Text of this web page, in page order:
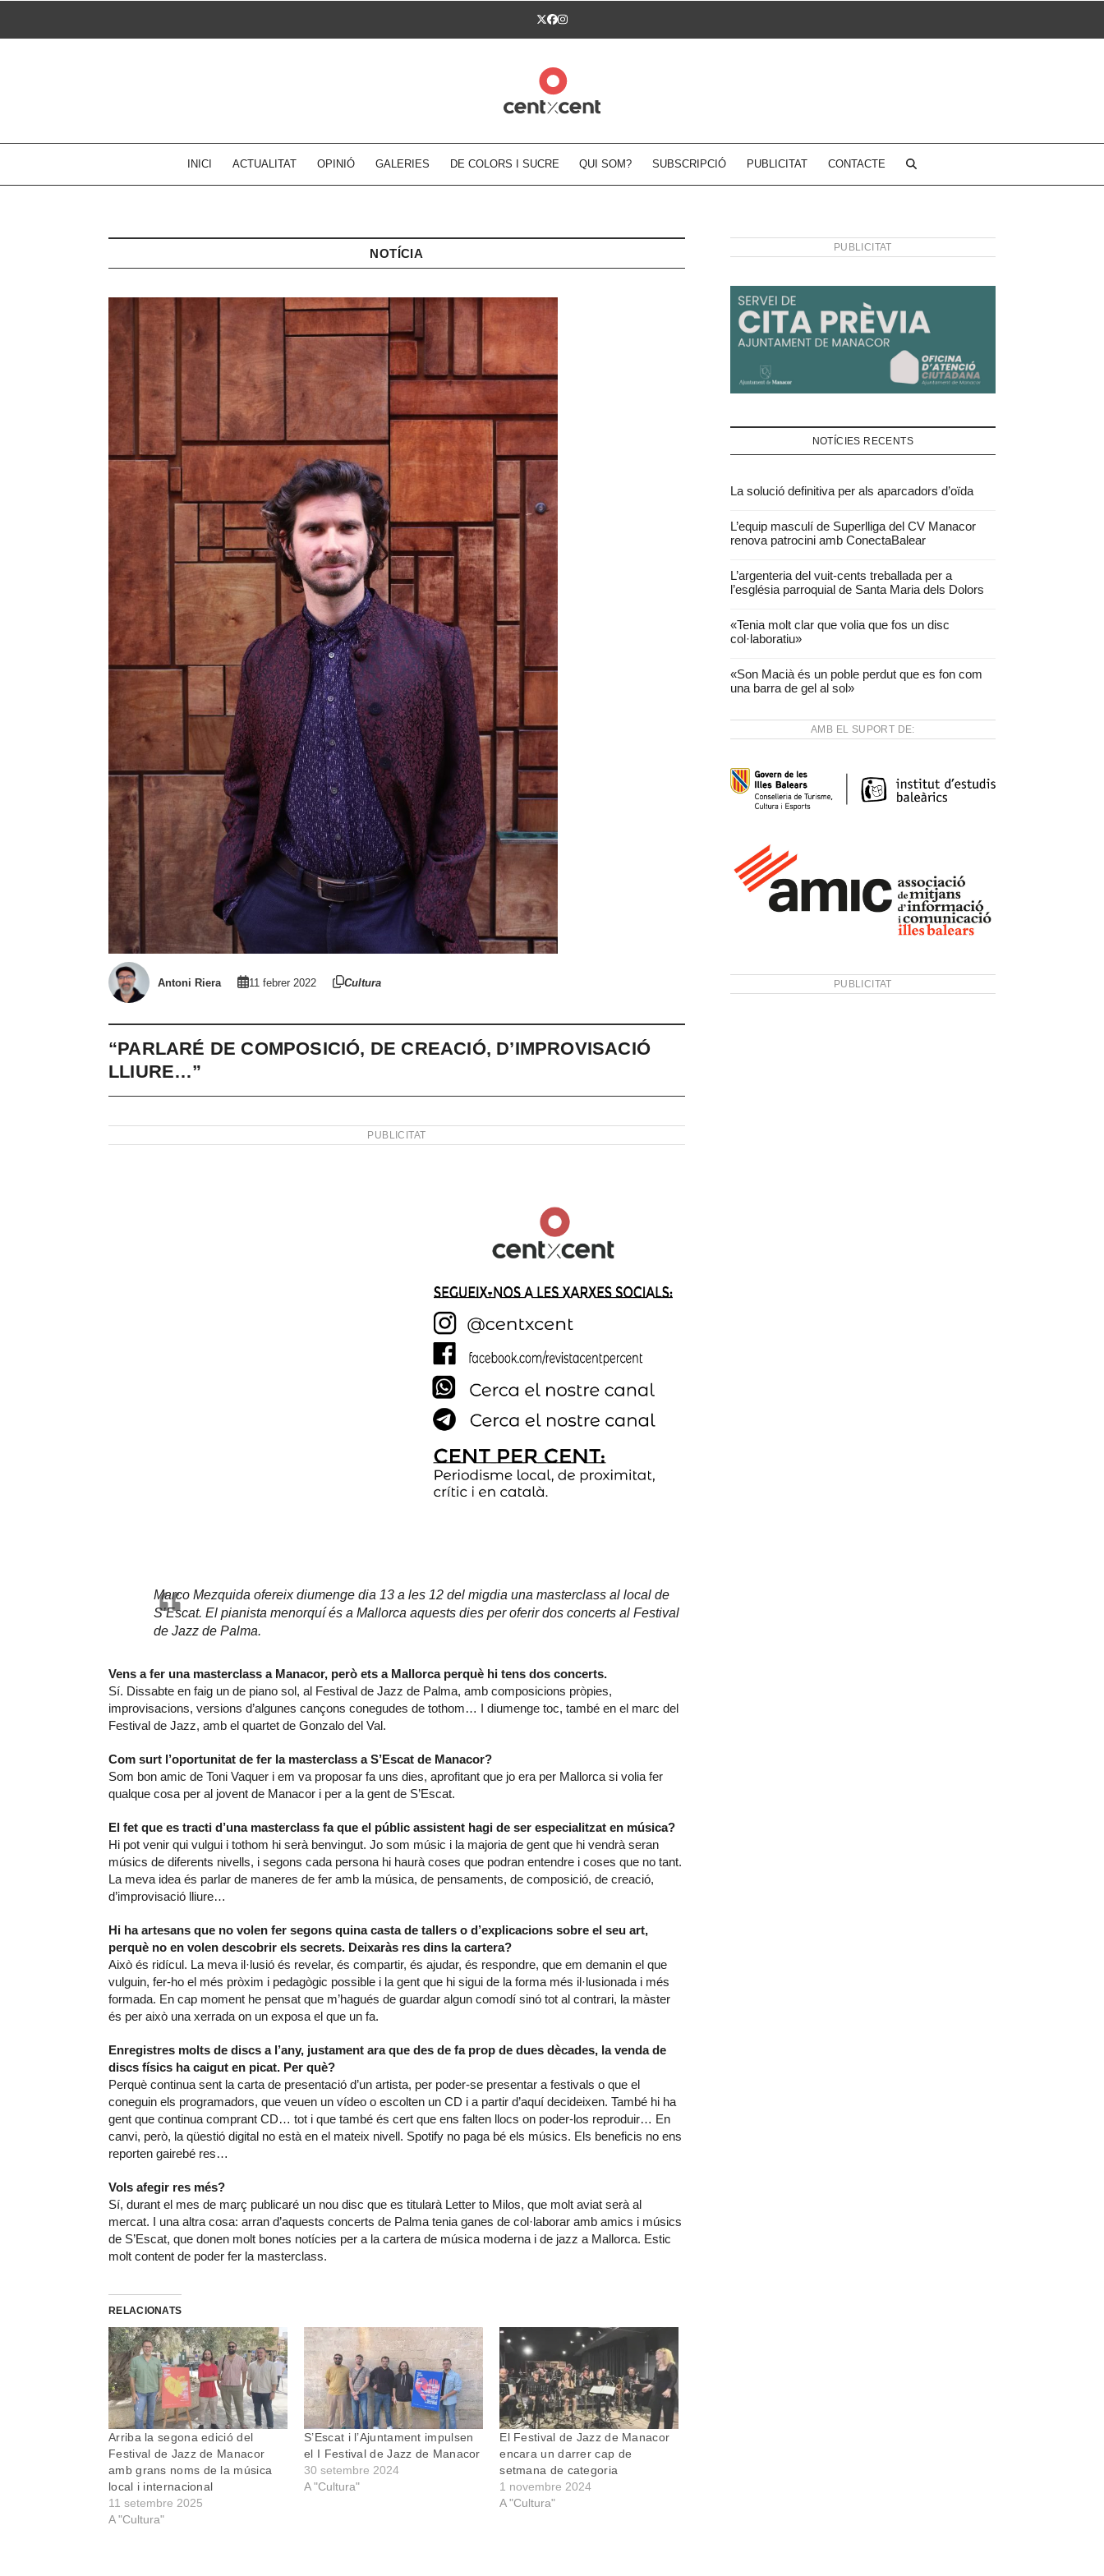
Twitter
Facebook
Instagram
INICI ACTUALITAT OPINIÓ GALERIES DE COLORS I SUCRE QUI SOM? SUBSCRIPCIÓ PUBLICITAT CONTACTE
NOTÍCIA
Antoni Riera 11 febrer 2022 Cultura
“PARLARÉ DE COMPOSICIÓ, DE CREACIÓ, D’IMPROVISACIÓ
LLIURE…”
PUBLICITAT
Marco Mezquida ofereix diumenge dia 13 a les 12 del migdia una masterclass al local de
S’Escat. El pianista menorquí és a Mallorca aquests dies per oferir dos concerts al Festival
de Jazz de Palma.
Vens a fer una masterclass a Manacor, però ets a Mallorca perquè hi tens dos concerts.
Sí. Dissabte en faig un de piano sol, al Festival de Jazz de Palma, amb composicions pròpies,
improvisacions, versions d’algunes cançons conegudes de tothom… I diumenge toc, també en el marc del
Festival de Jazz, amb el quartet de Gonzalo del Val.
Com surt l’oportunitat de fer la masterclass a S’Escat de Manacor?
Som bon amic de Toni Vaquer i em va proposar fa uns dies, aprofitant que jo era per Mallorca si volia fer
qualque cosa per al jovent de Manacor i per a la gent de S’Escat.
El fet que es tracti d’una masterclass fa que el públic assistent hagi de ser especialitzat en música?
Hi pot venir qui vulgui i tothom hi serà benvingut. Jo som músic i la majoria de gent que hi vendrà seran
músics de diferents nivells, i segons cada persona hi haurà coses que podran entendre i coses que no tant.
La meva idea és parlar de maneres de fer amb la música, de pensaments, de composició, de creació,
d’improvisació lliure…
Hi ha artesans que no volen fer segons quina casta de tallers o d’explicacions sobre el seu art,
perquè no en volen descobrir els secrets. Deixaràs res dins la cartera?
Això és ridícul. La meva il·lusió és revelar, és compartir, és ajudar, és respondre, que em demanin el que
vulguin, fer-ho el més pròxim i pedagògic possible i la gent que hi sigui de la forma més il·lusionada i més
formada. En cap moment he pensat que m’hagués de guardar algun comodí sinó tot al contrari, la màster
és per això una xerrada on un exposa el que un fa.
Enregistres molts de discs a l’any, justament ara que des de fa prop de dues dècades, la venda de
discs físics ha caigut en picat. Per què?
Perquè continua sent la carta de presentació d’un artista, per poder-se presentar a festivals o que el
coneguin els programadors, que veuen un vídeo o escolten un CD i a partir d’aquí decideixen. També hi ha
gent que continua comprant CD… tot i que també és cert que ens falten llocs on poder-los reproduir… En
canvi, però, la qüestió digital no està en el mateix nivell. Spotify no paga bé els músics. Els beneficis no ens
reporten gairebé res…
Vols afegir res més?
Sí, durant el mes de març publicaré un nou disc que es titularà Letter to Milos, que molt aviat serà al
mercat. I una altra cosa: arran d’aquests concerts de Palma tenia ganes de col·laborar amb amics i músics
de S’Escat, que donen molt bones notícies per a la cartera de música moderna i de jazz a Mallorca. Estic
molt content de poder fer la masterclass.
RELACIONATS
Arriba la segona edició del
Festival de Jazz de Manacor
amb grans noms de la música
local i internacional
11 setembre 2025
A "Cultura"
S’Escat i l’Ajuntament impulsen
el I Festival de Jazz de Manacor
30 setembre 2024
A "Cultura"
El Festival de Jazz de Manacor
encara un darrer cap de
setmana de categoria
1 novembre 2024
A "Cultura"
PUBLICITAT
NOTÍCIES RECENTS
La solució definitiva per als aparcadors d’oïda
L’equip masculí de Superlliga del CV Manacor
renova patrocini amb ConectaBalear
L’argenteria del vuit-cents treballada per a
l’església parroquial de Santa Maria dels Dolors
«Tenia molt clar que volia que fos un disc
col·laboratiu»
«Son Macià és un poble perdut que es fon com
una barra de gel al sol»
AMB EL SUPORT DE:
PUBLICITAT